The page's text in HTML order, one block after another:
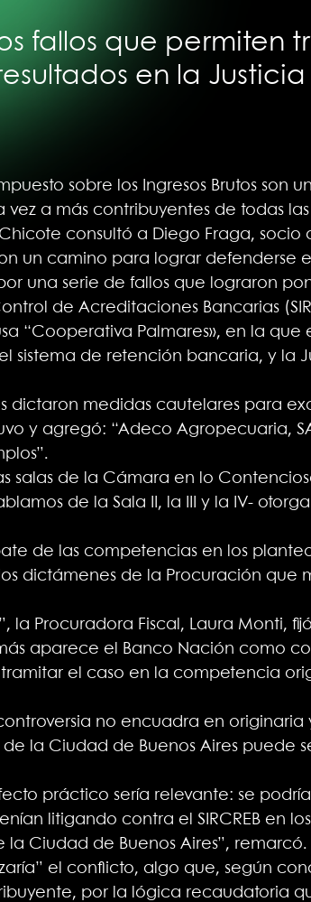
fallos que permiten
en la Justicia
sobre los Ingresos Brutos son
a más contribuyentes de todas las
consultó a Diego Fraga, socio
un camino para lograr defenderse
una serie de fallos que lograron
de Acreditaciones Bancarias
“Cooperativa Palmares», en la
sistema de retención bancaria, y la
dictaron medidas cautelares para
y agregó: “Adeco Agropecuaria,
salas de la Cámara en lo
de la Sala II, la III y la IV-
de las competencias en los
dictámenes de la Procuración que
la Procuradora Fiscal, Laura Monti,
aparece el Banco Nación como
el caso en la competencia
no encuadra en
la Ciudad de Buenos Aires puede
práctico sería relevante: se
litigando contra el SIRCREB en
Ciudad de Buenos Aires”, remarcó.
el conflicto, algo que, según
por la lógica recaudatoria